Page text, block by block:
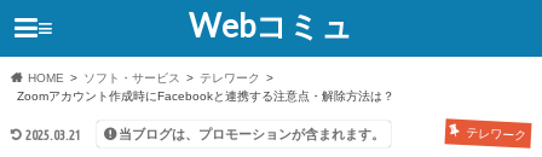
Webコミュ
≡
HOME ソフト・サービス
テレワーク
Zoomアカウント作成時にFacebookと連携する注意点・解除方法は？
2025.03.21 テレワーク
当ブログは、プロモーションが含まれます。